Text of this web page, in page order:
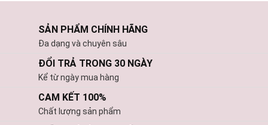
SẢN PHẨM CHÍNH HÃNG
Đa dạng và chuyên sâu
ĐỔI TRẢ TRONG 30 NGÀY
Kể từ ngày mua hàng
CAM KẾT 100%
Chất lượng sản phẩm